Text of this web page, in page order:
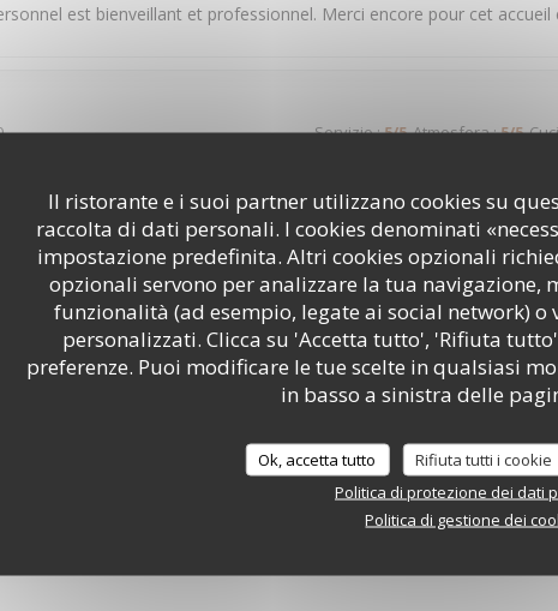
Il ristorante e i suoi partner utilizzano cookies su
raccolta di dati personali. I cookies denominati
impostazione predefinita. Altri cookies opzionali
opzionali servono per analizzare la tua navigazione,
funzionalità (ad esempio, legate ai social network)
personalizzati. Clicca su 'Accetta tutto', 'Rifiuta
preferenze. Puoi modificare le tue scelte in qualsiasi
in basso a sinistra delle
Ok, accetta tutto Rifiuta tutti i cookie
Politica di protezione dei dati
Politica di gestione dei
est bienveillant et professionnel. Merci encore pour cet accueil
Servizio:5/5 Atmosfera:5/5
vivement ce restaurant ! Situé tout près du Théâtre Mogador, c'est
service est rapide, efficace et de grande qualité. L'équipe est
plats sont très bons et le rapport qualité-prix est appréciable. Une
Servizio: 5/5 Atmosfera:5 /5
Servizio 4/5 Atmosfera /5